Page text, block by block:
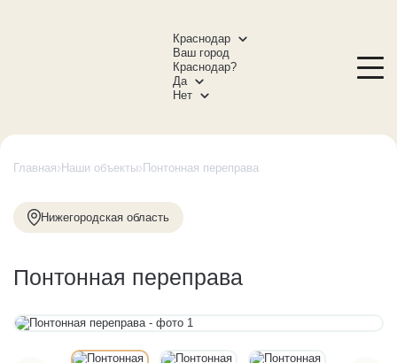
Краснодар
Ваш город
Краснодар?
Да
Нет
Главная Наши объекты Понтонная переправа
Нижегородская область
Понтонная переправа